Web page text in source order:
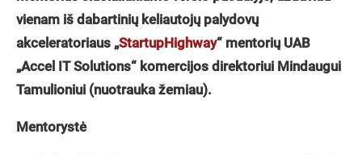
vienam iš dabartinių keliautojų palydovų
akceleratoriaus „StartupHighway“ mentorių UAB
„Accel IT Solutions“ komercijos direktoriui Mindaugui
Tamulioniui (nuotrauka žemiau).
Mentorystė